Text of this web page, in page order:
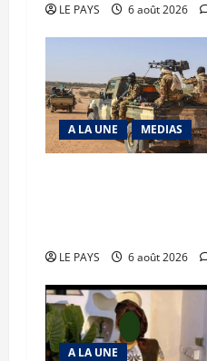
LE PAYS 6 août 2026
A LA UNE MEDIAS
LE PAYS 6 août 2026
A LA UNE